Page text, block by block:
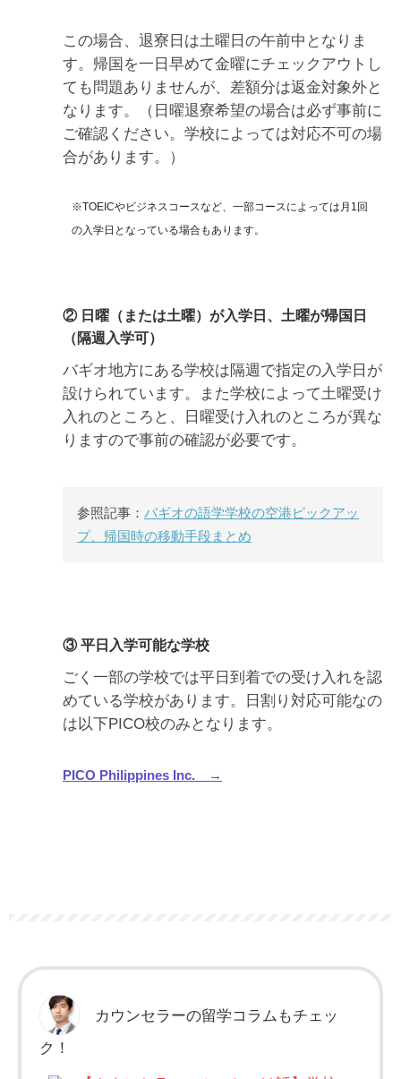
この場合、退寮日は土曜日の午前中となりま
す。帰国を一日早めて金曜にチェックアウトし
ても問題ありませんが、差額分は返金対象外と
なります。（日曜退寮希望の場合は必ず事前に
ご確認ください。学校によっては対応不可の場
合があります。）
※TOEICやビジネスコースなど、一部コースによっては月1回
の入学日となっている場合もあります。
② 日曜（または土曜）が入学日、土曜が帰国日
（隔週入学可）
バギオ地方にある学校は隔週で指定の入学日が
設けられています。また学校によって土曜受け
入れのところと、日曜受け入れのところが異な
りますので事前の確認が必要です。
参照記事： バギオの語学学校の空港ピックアッ
プ、帰国時の移動手段まとめ
③ 平日入学可能な学校
ごく一部の学校では平日到着での受け入れを認
めている学校があります。日割り対応可能なの
は以下PICO校のみとなります。
PICO Philippines Inc. →
カウンセラーの留学コラムもチェッ
ク！